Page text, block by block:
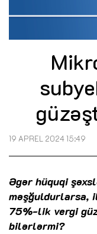
19 APREL 2024 15:49
Əgər hüquqi
məşğuldurlarsa,
75%-lik vergi
bilərlərmi?